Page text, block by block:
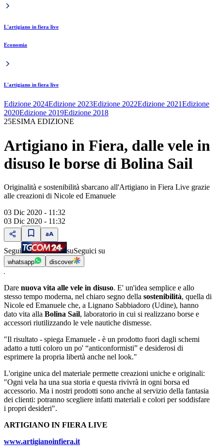
L'artigiano in fiera live
Economia
L'artigiano in fiera live
Edizione 2024Edizione 2023Edizione 2022Edizione 2021Edizione
2020Edizione 2019Edizione 2018
25ESIMA EDIZIONE
Artigiano in Fiera, dalle vele in
disuso le borse di Bolina Sail
Originalità e sostenibilità sbarcano all'Artigiano in Fiera Live grazie
alle creazioni di Nicole ed Emanuele
03 Dic 2020 - 11:32
03 Dic 2020 - 11:32
Segui suSeguici su
whatsapp discover
Dare nuova vita alle vele in disuso. E' un'idea semplice e allo
stesso tempo moderna, nel chiaro segno della sostenibilità, quella di
Nicole ed Emanuele che, a Lignano Sabbiadoro (Udine), hanno
dato vita alla Bolina Sail, laboratorio in cui si realizzano borse e
accessori riutilizzando le vele nautiche dismesse.
"Il risultato - spiega Emanuele - è un prodotto fuori dagli schemi
adatto a tutti coloro un po' “anticonformisti” e desiderosi di
esprimere la propria libertà anche nel look."
L'origine unica del materiale permette creazioni uniche e originali:
"Ogni vela ha una sua storia e questa rivivrà in ogni borsa ed
accessorio. Ma i nostri prodotti sono anche al servizio della fantasia
dei clienti: potranno scegliere infatti materiali e colori per soddisfare
i propri desideri".
ARTIGIANO IN FIERA LIVE
www.artigianoinfiera.it